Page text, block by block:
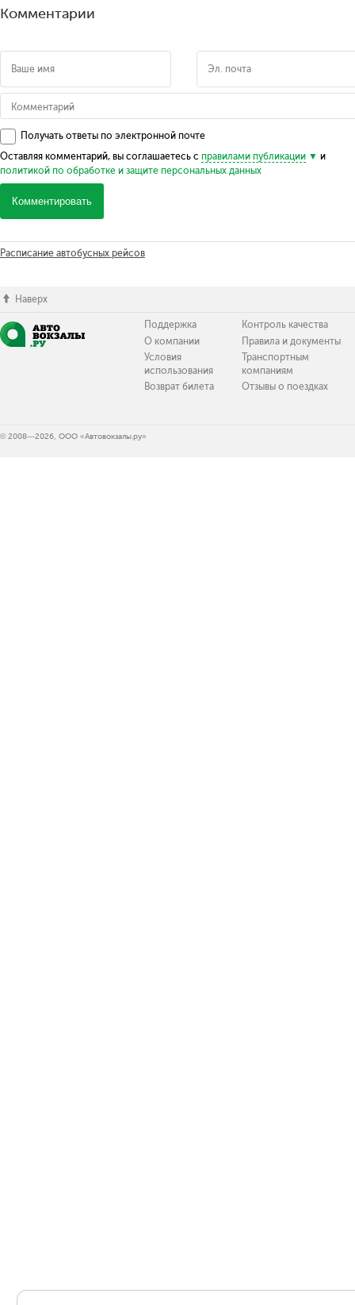
Комментарии
Получать ответы по электронной почте
Оставляя комментарий, вы соглашаетесь с правилами публикации
и
политикой по обработке и защите персональных данных
Комментировать
Расписание автобусных рейсов
Наверх
Поддержка
О компании
Условия
использования
Возврат билета
Контроль качества
Правила и документы
Транспортным
компаниям
Отзывы о поездках
© 2008—2026, ООО «Автовокзалы.ру»